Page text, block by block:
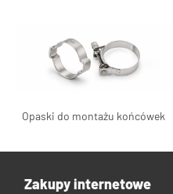
Opaski do montażu końcówek
Zakupy internetowe